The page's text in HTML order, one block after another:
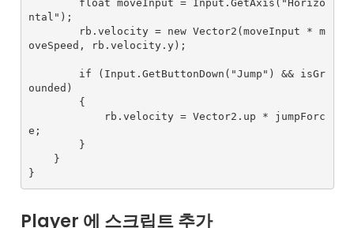
ntal");
oveSpeed, rb.velocity.y);
ounded)
e;
Player 에 스크립트 추가